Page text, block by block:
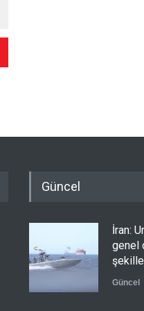
Güncel
İran:
genel
Güncel